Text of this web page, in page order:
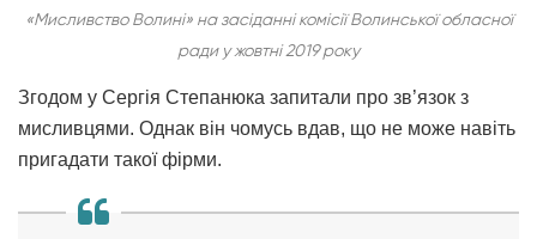
«Мисливство Волині» на засіданні комісії Волинської обласної
ради у жовтні 2019 року
Згодом у Сергія Степанюка запитали про зв’язок з
мисливцями. Однак він чомусь вдав, що не може навіть
пригадати такої фірми.